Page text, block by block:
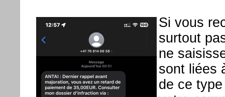
Si vous
surtout
ne
sont liées
de ce